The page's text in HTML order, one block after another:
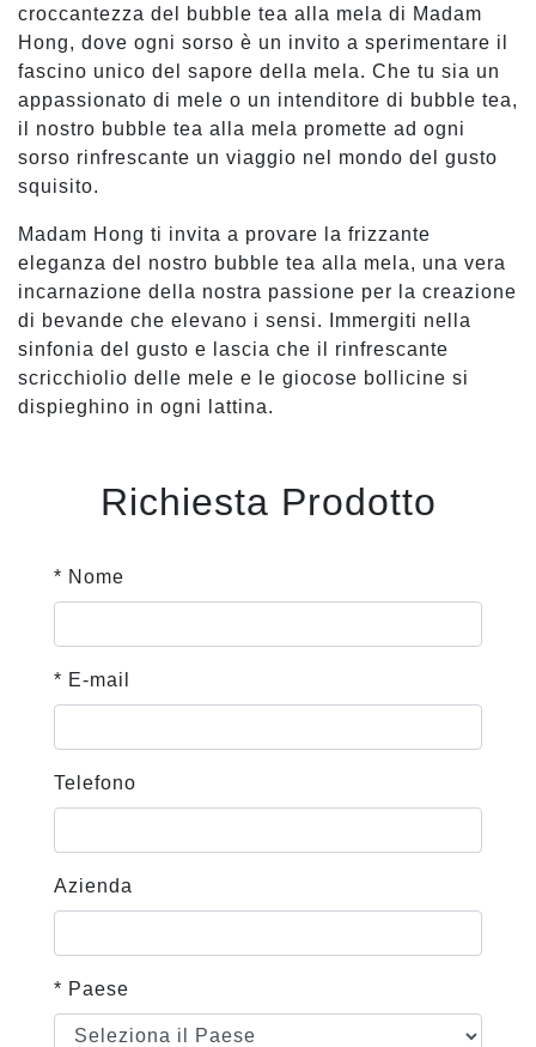
croccantezza del bubble tea alla mela di Madam
Hong, dove ogni sorso è un invito a sperimentare il
fascino unico del sapore della mela. Che tu sia un
appassionato di mele o un intenditore di bubble tea,
il nostro bubble tea alla mela promette ad ogni
sorso rinfrescante un viaggio nel mondo del gusto
squisito.
Madam Hong ti invita a provare la frizzante
eleganza del nostro bubble tea alla mela, una vera
incarnazione della nostra passione per la creazione
di bevande che elevano i sensi. Immergiti nella
sinfonia del gusto e lascia che il rinfrescante
scricchiolio delle mele e le giocose bollicine si
dispieghino in ogni lattina.
Richiesta Prodotto
* Nome
* E-mail
Telefono
Azienda
* Paese